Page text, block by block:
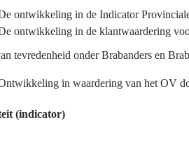
ontwikkeling in de Indicator
ontwikkeling in de klantwaardering
tevredenheid onder Brabanders en
in waardering van het OV
(indicator)